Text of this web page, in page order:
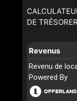
DE
Revenus
Revenu de
Powered By